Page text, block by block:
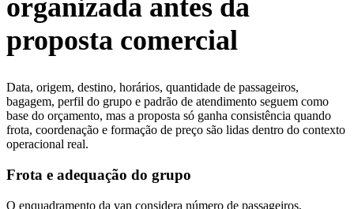
organizada antes da
proposta comercial
Data, origem, destino, horários, quantidade de passageiros,
bagagem, perfil do grupo e padrão de atendimento seguem como
base do orçamento, mas a proposta só ganha consistência quando
frota, coordenação e formação de preço são lidas dentro do contexto
operacional real.
Frota e adequação do grupo
O enquadramento da van considera número de passageiros,